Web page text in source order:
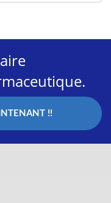
!!